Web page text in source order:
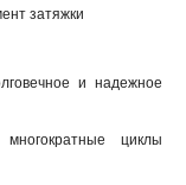
затяжки
и надежное
многократные циклы